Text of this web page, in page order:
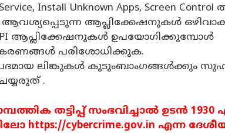
Install Unknown Apps, Screen
ആപ്ലിക്കേഷനുകൾ
ആപ്ലിക്കേഷനുകൾ ഉപയോഗിക്കുമ്പോൾ
പരിശോധിക്കുക.
ലിങ്കുകൾ കുടുംബാംഗങ്ങൾക്കും
.
തട്ടിപ്പ് സംഭവിച്ചാൽ ഉടൻ
https://cybercrime.gov.in എന്ന